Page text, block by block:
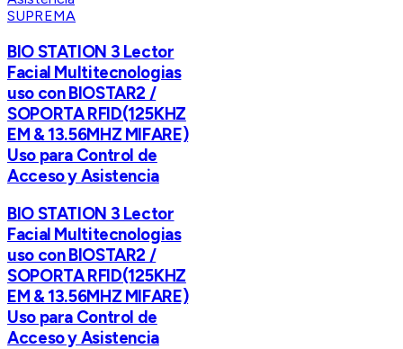
SUPREMA
BIO STATION 3 Lector
Facial Multitecnologias
uso con BIOSTAR2 /
SOPORTA RFID(125KHZ
EM & 13.56MHZ MIFARE)
Uso para Control de
Acceso y Asistencia
BIO STATION 3 Lector
Facial Multitecnologias
uso con BIOSTAR2 /
SOPORTA RFID(125KHZ
EM & 13.56MHZ MIFARE)
Uso para Control de
Acceso y Asistencia